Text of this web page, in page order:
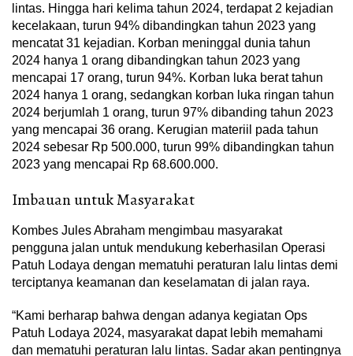
lintas. Hingga hari kelima tahun 2024, terdapat 2 kejadian
kecelakaan, turun 94% dibandingkan tahun 2023 yang
mencatat 31 kejadian. Korban meninggal dunia tahun
2024 hanya 1 orang dibandingkan tahun 2023 yang
mencapai 17 orang, turun 94%. Korban luka berat tahun
2024 hanya 1 orang, sedangkan korban luka ringan tahun
2024 berjumlah 1 orang, turun 97% dibanding tahun 2023
yang mencapai 36 orang. Kerugian materiil pada tahun
2024 sebesar Rp 500.000, turun 99% dibandingkan tahun
2023 yang mencapai Rp 68.600.000.
Imbauan untuk Masyarakat
Kombes Jules Abraham mengimbau masyarakat
pengguna jalan untuk mendukung keberhasilan Operasi
Patuh Lodaya dengan mematuhi peraturan lalu lintas demi
terciptanya keamanan dan keselamatan di jalan raya.
“Kami berharap bahwa dengan adanya kegiatan Ops
Patuh Lodaya 2024, masyarakat dapat lebih memahami
dan mematuhi peraturan lalu lintas. Sadar akan pentingnya